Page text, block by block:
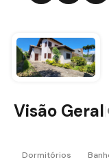
Visão Geral
Dormitórios